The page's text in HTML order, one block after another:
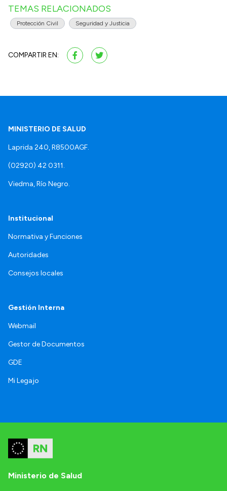
TEMAS RELACIONADOS
Protección Civil Seguridad y Justicia
COMPARTIR EN:
MINISTERIO DE SALUD
Laprida 240, R8500AGF.
(02920) 42 0311.
Viedma, Río Negro.
Institucional
Normativa y Funciones
Autoridades
Consejos locales
Gestión Interna
Webmail
Gestor de Documentos
GDE
Mi Legajo
Ministerio de Salud